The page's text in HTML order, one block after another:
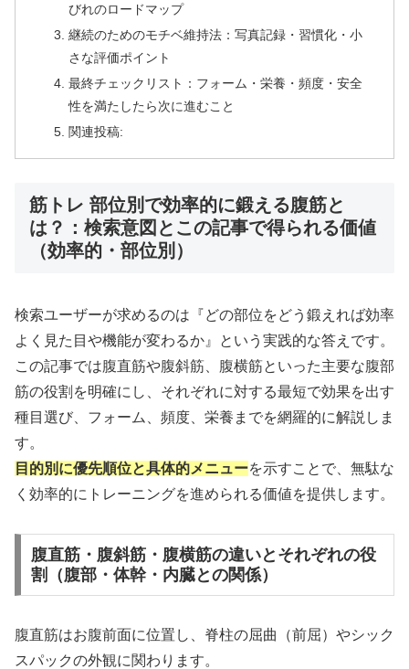
びれのロードマップ
継続のためのモチベ維持法：写真記録・習慣化・小
さな評価ポイント
最終チェックリスト：フォーム・栄養・頻度・安全
性を満たしたら次に進むこと
関連投稿:
筋トレ 部位別で効率的に鍛える腹筋と
は？：検索意図とこの記事で得られる価値
（効率的・部位別）
検索ユーザーが求めるのは『どの部位をどう鍛えれば効率
よく見た目や機能が変わるか』という実践的な答えです。
この記事では腹直筋や腹斜筋、腹横筋といった主要な腹部
筋の役割を明確にし、それぞれに対する最短で効果を出す
種目選び、フォーム、頻度、栄養までを網羅的に解説しま
す。
目的別に優先順位と具体的メニューを示すことで、無駄な
く効率的にトレーニングを進められる価値を提供します。
腹直筋・腹斜筋・腹横筋の違いとそれぞれの役
割（腹部・体幹・内臓との関係）
腹直筋はお腹前面に位置し、脊柱の屈曲（前屈）やシック
スパックの外観に関わります。